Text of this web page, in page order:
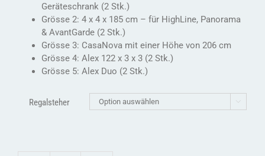
Geräteschrank (2 Stk.)
Grösse 2: 4 x 4 x 185 cm – für HighLine, Panorama
& AvantGarde (2 Stk.)
Grösse 3: CasaNova mit einer Höhe von 206 cm
Grösse 4: Alex 122 x 3 x 3 (2 Stk.)
Grösse 5: Alex Duo (2 Stk.)
Regalsteher 